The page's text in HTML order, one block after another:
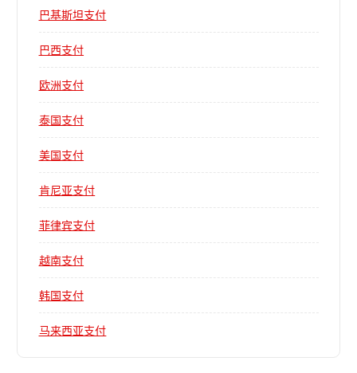
巴基斯坦支付
巴西支付
欧洲支付
泰国支付
美国支付
肯尼亚支付
菲律宾支付
越南支付
韩国支付
马来西亚支付